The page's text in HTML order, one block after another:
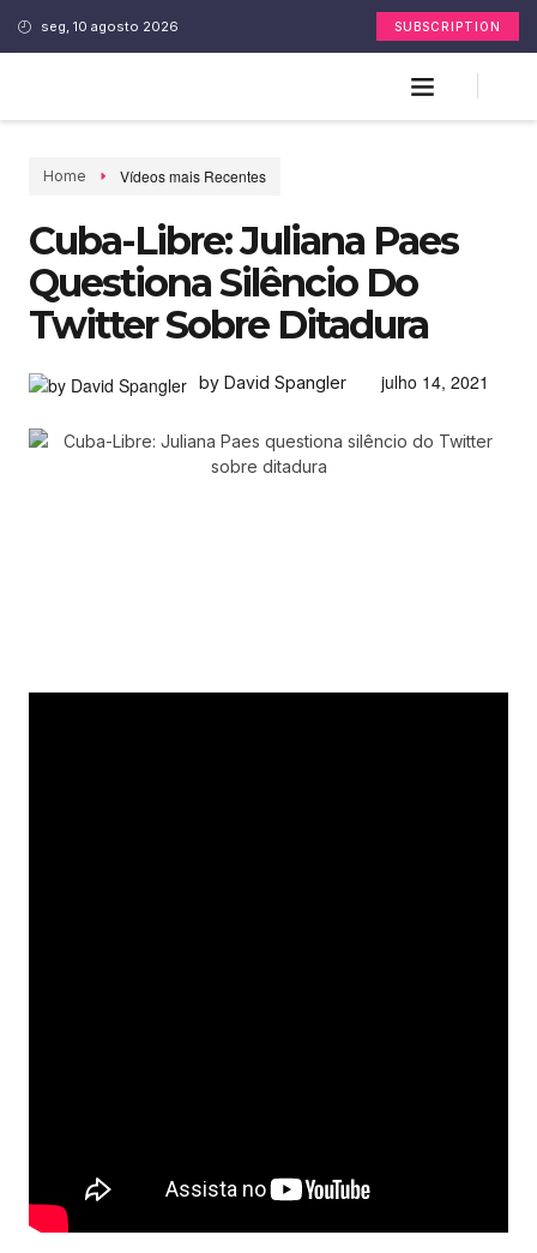
seg, 10 agosto 2026 SUBSCRIPTION
Home Vídeos mais Recentes
Cuba-Libre: Juliana Paes
Questiona Silêncio Do
Twitter Sobre Ditadura
by David Spangler julho 14, 2021